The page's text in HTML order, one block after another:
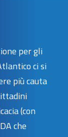
per gli
ci si
più cauta
(con
che